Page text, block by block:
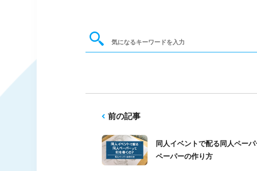
前の記事
同人イベントで配る同人ペー
ペーパーの作り方